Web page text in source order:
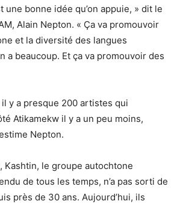
une bonne idée qu’on appuie, » dit le
Alain Nepton. « Ça va promouvoir
et la diversité des langues
a beaucoup. Et ça va promouvoir des
y a presque 200 artistes qui
Atikamekw il y a un peu moins,
Nepton.
Kashtin, le groupe autochtone
de tous les temps, n’a pas sorti de
près de 30 ans. Aujourd’hui, ils